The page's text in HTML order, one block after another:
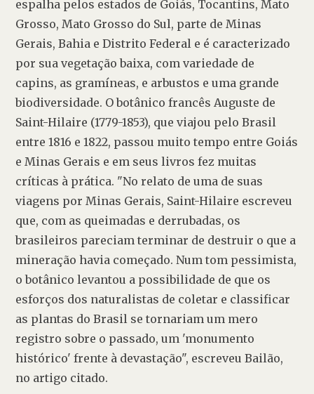
espalha pelos estados de Goiás, Tocantins, Mato
Grosso, Mato Grosso do Sul, parte de Minas
Gerais, Bahia e Distrito Federal e é caracterizado
por sua vegetação baixa, com variedade de
capins, as gramíneas, e arbustos e uma grande
biodiversidade. O botânico francês Auguste de
Saint-Hilaire (1779-1853), que viajou pelo Brasil
entre 1816 e 1822, passou muito tempo entre Goiás
e Minas Gerais e em seus livros fez muitas
críticas à prática. "No relato de uma de suas
viagens por Minas Gerais, Saint-Hilaire escreveu
que, com as queimadas e derrubadas, os
brasileiros pareciam terminar de destruir o que a
mineração havia começado. Num tom pessimista,
o botânico levantou a possibilidade de que os
esforços dos naturalistas de coletar e classificar
as plantas do Brasil se tornariam um mero
registro sobre o passado, um 'monumento
histórico' frente à devastação", escreveu Bailão,
no artigo citado.